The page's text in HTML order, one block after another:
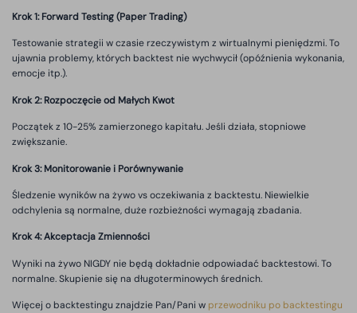
Krok 1: Forward Testing (Paper Trading)
Testowanie strategii w czasie rzeczywistym z wirtualnymi pieniędzmi. To
ujawnia problemy, których backtest nie wychwycił (opóźnienia wykonania,
emocje itp.).
Krok 2: Rozpoczęcie od Małych Kwot
Początek z 10-25% zamierzonego kapitału. Jeśli działa, stopniowe
zwiększanie.
Krok 3: Monitorowanie i Porównywanie
Śledzenie wyników na żywo vs oczekiwania z backtestu. Niewielkie
odchylenia są normalne, duże rozbieżności wymagają zbadania.
Krok 4: Akceptacja Zmienności
Wyniki na żywo NIGDY nie będą dokładnie odpowiadać backtestowi. To
normalne. Skupienie się na długoterminowych średnich.
Więcej o backtestingu znajdzie Pan/Pani w przewodniku po backtestingu